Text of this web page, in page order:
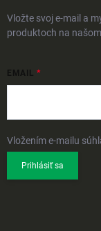
Vložte svoj e-mail a
produktoch na
EMAIL
Vložením e-mailu
Prihlásiť sa